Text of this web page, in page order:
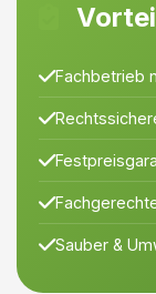
Fachbetrieb
Sauber &